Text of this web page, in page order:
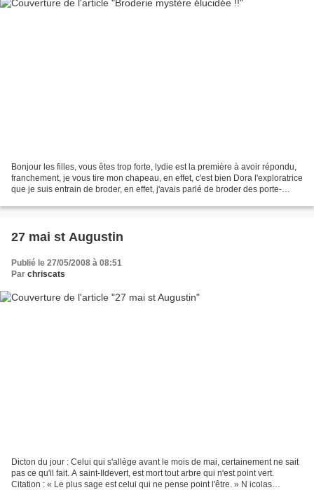
Bonjour les filles, vous êtes trop forte, lydie est la première à avoir répondu,
franchement, je vous tire mon chapeau, en effet, c'est bien Dora l'exploratrice
que je suis entrain de broder, en effet, j'avais parlé de broder des porte-
27 mai st Augustin
Publié le 27/05/2008 à 08:51
Par chriscats
Dicton du jour : Celui qui s'allège avant le mois de mai, certainement ne sait
pas ce qu'il fait. A saint-Ildevert, est mort tout arbre qui n'est point vert.
Citation : « Le plus sage est celui qui ne pense point l'êtrе. » N icolas